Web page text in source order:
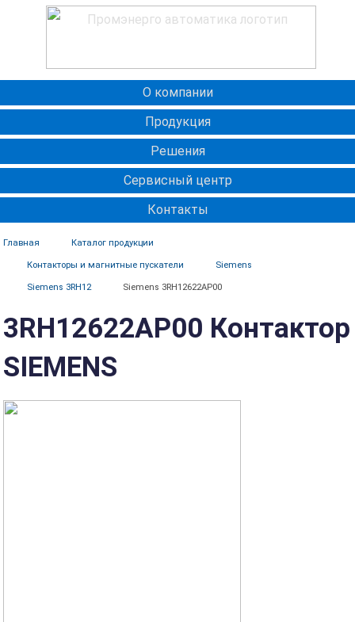
О компании
Продукция
Решения
Сервисный центр
Контакты
Главная Каталог продукции
Контакторы и магнитные пускатели Siemens
Siemens 3RH12 Siemens 3RH12622AP00
3RH12622AP00 Контактор
SIEMENS